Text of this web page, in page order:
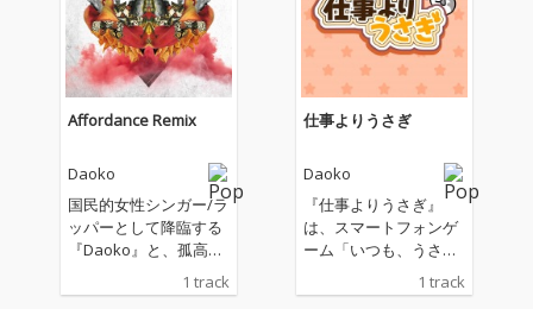
ffordance』をDOPE&
GROOVEYにアップデ
ート！
Affordance Remix
Daoko
国民的女性シンガー/ラ
ッパーとして降臨する
『Daoko』と、孤高の
オルタナティブHip Ho
pバンド「skillkills」の
1 track
仕事よりうさぎ
Daoko
『仕事よりうさぎ』
は、スマートフォンゲ
ーム「いつも、うさぎ
と一緒なら」の主題歌
です。 ゲームの中では
1 track